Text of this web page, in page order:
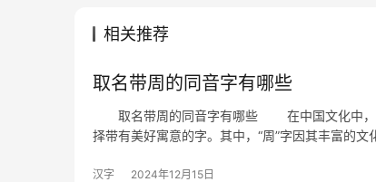
相关推荐
取名带周的同音字有哪些
取名带周的同音字有哪些 在中国文化中，取
择带有美好寓意的字。其中，“周”字因其丰富的
汉字 2024年12月15日